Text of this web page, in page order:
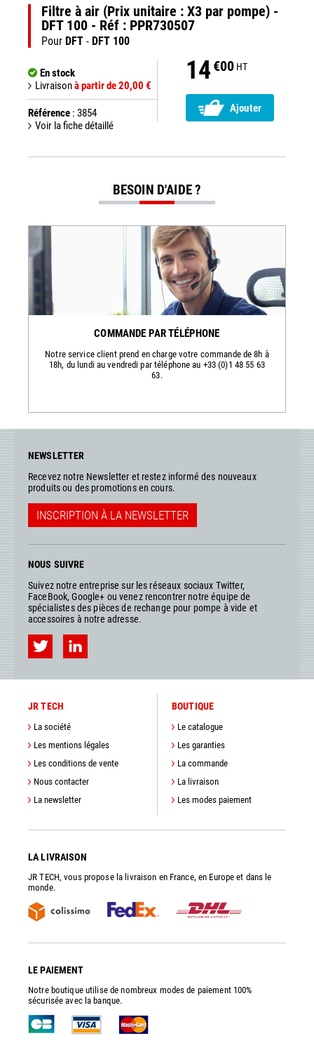
Filtre à air (Prix unitaire : X3 par pompe) -
DFT 100 - Réf : PPR730507
Pour DFT - DFT 100
En stock
Livraisonà partir de 20,00 €
Référence : 3854
Voir la fiche détaillé
14 €00 HT
Ajouter
BESOIN D'AIDE ?
COMMANDE PAR TÉLÉPHONE
Notre service client prend en charge votre commande de 8h à
18h, du lundi au vendredi par téléphone au +33 (0)1 48 55 63
63.
NEWSLETTER
Recevez notre Newsletter et restez informé des nouveaux
produits ou des promotions en cours.
INSCRIPTION À LA NEWSLETTER
NOUS SUIVRE
Suivez notre entreprise sur les réseaux sociaux Twitter,
FaceBook, Google+ ou venez rencontrer notre équipe de
spécialistes des pièces de rechange pour pompe à vide et
accessoires à notre adresse.
JR TECH
La société
Les mentions légales
Les conditions de vente
Nous contacter
La newsletter
BOUTIQUE
Le catalogue
Les garanties
La commande
La livraison
Les modes paiement
LA LIVRAISON
JR TECH, vous propose la livraison en France, en Europe et dans le
monde.
LE PAIEMENT
Notre boutique utilise de nombreux modes de paiement 100%
sécurisée avec la banque.